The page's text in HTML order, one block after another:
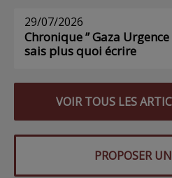
29/07/2026
Chronique ” Gaza Urgence
sais plus quoi écrire
VOIR TOUS LES
PROPOSER